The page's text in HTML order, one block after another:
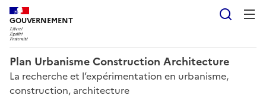
GOUVERNEMENT
Plan Urbanisme Construction Architecture
La recherche et l’expérimentation en urbanisme,
construction, architecture